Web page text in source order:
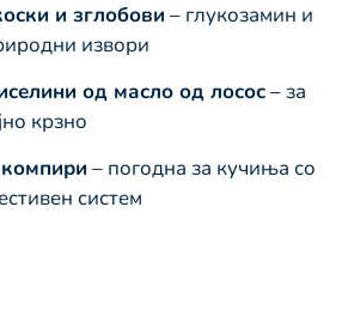
и зглобови – глукозамин и
извори
од масло од лосос– за
крзно
– погодна за кучиња со
систем